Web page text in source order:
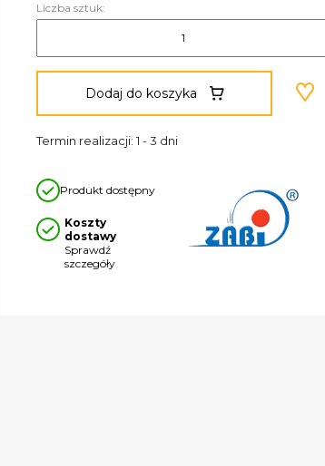
Liczba sztuk:
Dodaj do koszyka
Termin realizacji: 1 - 3 dni
Produkt dostępny
Koszty
dostawy
Sprawdź
szczegóły